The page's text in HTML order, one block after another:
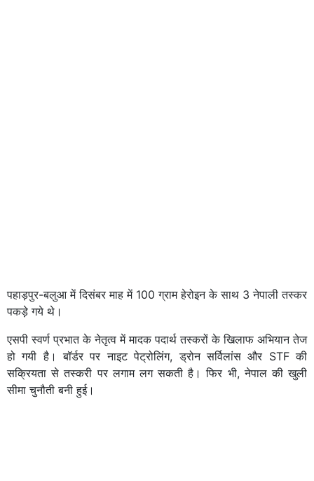
पहाड़पुर-बलुआ में दिसंबर माह में 100 ग्राम हेरोइन के साथ 3 नेपाली तस्कर
पकड़े गये थे।
एसपी स्वर्ण प्रभात के नेतृत्व में मादक पदार्थ तस्करों के खिलाफ अभियान तेज
हो गयी है। बॉर्डर पर नाइट पेट्रोलिंग, ड्रोन सर्विलांस और STF की
सक्रियता से तस्करी पर लगाम लग सकती है। फिर भी, नेपाल की खुली
सीमा चुनौती बनी हुई।